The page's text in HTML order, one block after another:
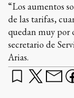
“Los aumentos
de las tarifas,
quedan muy por
secretario de
Arias.